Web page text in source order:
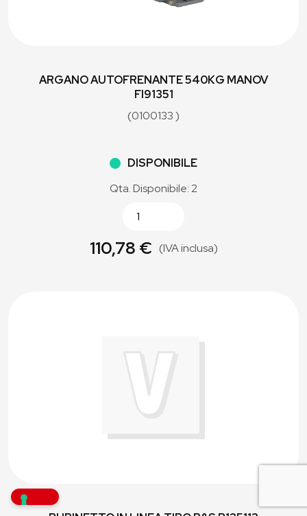
ARGANO AUTOFRENANTE 540KG MANOV
FI91351
(0100133 )
DISPONIBILE
Qta. Disponibile: 2
110,78 € (IVA inclusa)